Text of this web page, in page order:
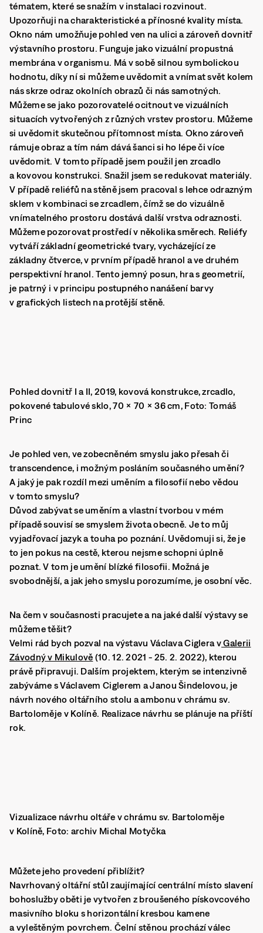
tématem, které se snažím v instalaci rozvinout.
Upozorňuji na charakteristické a přínosné kvality místa.
Okno nám umožňuje pohled ven na ulici a zároveň dovnitř
výstavního prostoru. Funguje jako vizuální propustná
membrána v organismu. Má v sobě silnou symbolickou
hodnotu, díky ní si můžeme uvědomit a vnímat svět kolem
nás skrze odraz okolních obrazů či nás samotných.
Můžeme se jako pozorovatelé ocitnout ve vizuálních
situacích vytvořených z různých vrstev prostoru. Můžeme
si uvědomit skutečnou přítomnost místa. Okno zároveň
rámuje obraz a tím nám dává šanci si ho lépe či více
uvědomit. V tomto případě jsem použil jen zrcadlo
a kovovou konstrukci. Snažil jsem se redukovat materiály.
V případě reliéfů na stěně jsem pracoval s lehce odrazným
sklem v kombinaci se zrcadlem, čímž se do vizuálně
vnímatelného prostoru dostává další vrstva odraznosti.
Můžeme pozorovat prostředí v několika směrech. Reliéfy
vytváří základní geometrické tvary, vycházející ze
základny čtverce, v prvním případě hranol a ve druhém
perspektivní hranol. Tento jemný posun, hra s geometrií,
je patrný i v principu postupného nanášení barvy
v grafických listech na protější stěně.
Pohled dovnitř I a II, 2019, kovová konstrukce, zrcadlo,
pokovené tabulové sklo, 70 × 70 × 36 cm, Foto: Tomáš
Princ
Je pohled ven, ve zobecněném smyslu jako přesah či
transcendence, i možným posláním současného umění?
A jaký je pak rozdíl mezi uměním a filosofií nebo vědou
v tomto smyslu?
Důvod zabývat se uměním a vlastní tvorbou v mém
případě souvisí se smyslem života obecně. Je to můj
vyjadřovací jazyk a touha po poznání. Uvědomuji si, že je
to jen pokus na cestě, kterou nejsme schopni úplně
poznat. V tom je umění blízké filosofii. Možná je
svobodnější, a jak jeho smyslu porozumíme, je osobní věc.
Na čem v současnosti pracujete a na jaké další výstavy se
můžeme těšit?
Velmi rád bych pozval na výstavu Václava Ciglera vGalerii
Závodný v Mikulově (10. 12. 2021 - 25. 2. 2022), kterou
právě připravuji. Dalším projektem, kterým se intenzivně
zabýváme s Václavem Ciglerem a Janou Šindelovou, je
návrh nového oltářního stolu a ambonu v chrámu sv.
Bartoloměje v Kolíně. Realizace návrhu se plánuje na příští
rok.
Vizualizace návrhu oltáře v chrámu sv. Bartoloměje
v Kolíně, Foto: archiv Michal Motyčka
Můžete jeho provedení přiblížit?
Navrhovaný oltářní stůl zaujímající centrální místo slavení
bohoslužby oběti je vytvořen z broušeného pískovcového
masivního bloku s horizontální kresbou kamene
a vyleštěným povrchem. Čelní stěnou prochází válec